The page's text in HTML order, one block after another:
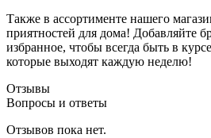
Также в ассортименте нашего
приятностей для дома! Добавляйте
избранное, чтобы всегда быть в
которые выходят каждую неделю!
Отзывы
Вопросы и ответы
Отзывов пока нет.